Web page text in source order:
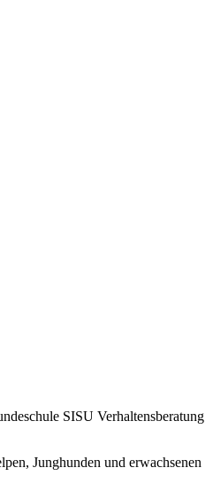
SISU Verhaltensberatung
Junghunden und erwachsenen